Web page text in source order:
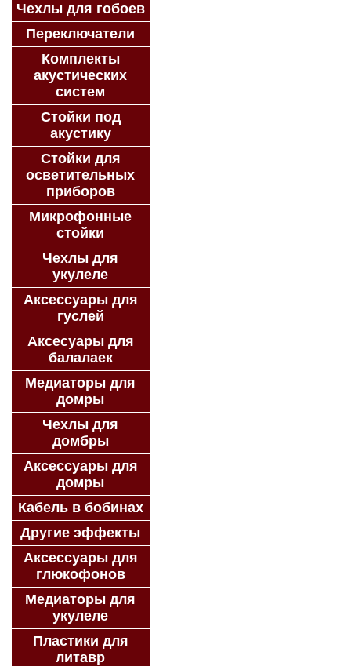
Чехлы для гобоев
Переключатели
Комплекты
акустических
систем
Стойки под
акустику
Стойки для
осветительных
приборов
Микрофонные
стойки
Чехлы для
укулеле
Аксессуары для
гуслей
Аксесуары для
балалаек
Медиаторы для
домры
Чехлы для
домбры
Аксессуары для
домры
Кабель в бобинах
Другие эффекты
Аксессуары для
глюкофонов
Медиаторы для
укулеле
Пластики для
литавр